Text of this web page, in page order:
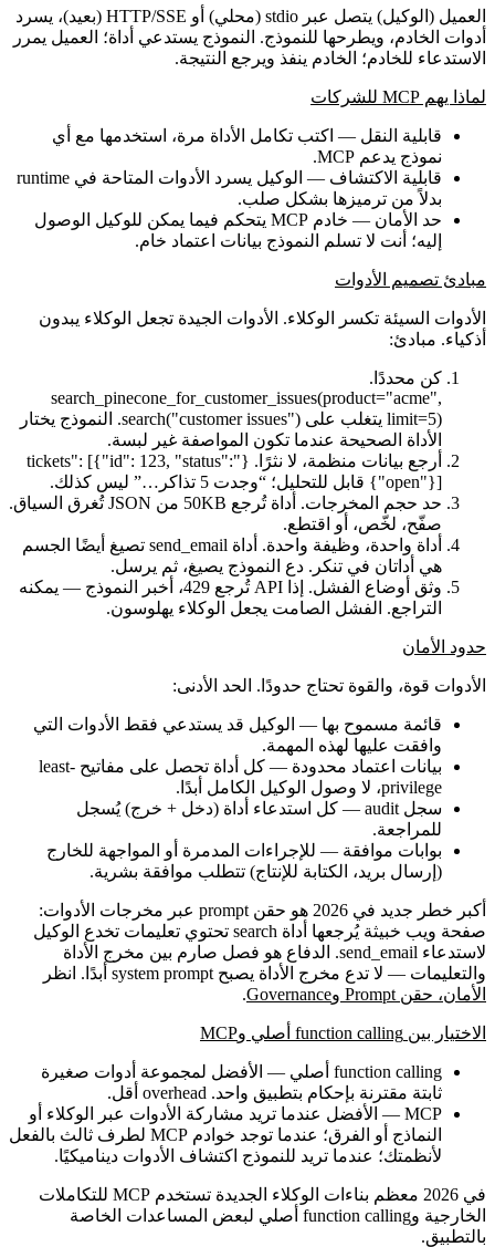
العميل (الوكيل) يتصل عبر stdio (محلي) أو HTTP/SSE (بعيد)، يسرد
أدوات الخادم، ويطرحها للنموذج. النموذج يستدعي أداة؛ العميل يمرر
الاستدعاء للخادم؛ الخادم ينفذ ويرجع النتيجة.
لماذا يهم MCP للشركات
قابلية النقل — اكتب تكامل الأداة مرة، استخدمها مع أي
نموذج يدعم MCP.
قابلية الاكتشاف
— الوكيل يسرد الأدوات المتاحة في runtime
بدلاً من ترميزها بشكل صلب.
حد الأمان
— خادم MCP يتحكم فيما يمكن للوكيل الوصول
إليه؛ أنت لا تسلم النموذج بيانات اعتماد خام.
مبادئ تصميم الأدوات
الأدوات السيئة تكسر الوكلاء. الأدوات الجيدة تجعل الوكلاء يبدون
أذكياء. مبادئ:
كن محددًا.
search_pinecone_for_customer_issues(product="acme",
limit=5) يتغلب على search("customer issues"). النموذج يختار
الأداة الصحيحة عندما تكون المواصفة غير لبسة.
أرجع بيانات منظمة، لا نثرًا.
{"tickets": [{"id": 123, "status":
"open"}]}
قابل للتحليل؛ “وجدت 5 تذاكر…” ليس كذلك.
حد حجم المخرجات.
أداة تُرجع 50KB من JSON تُغرق السياق.
صفّح، لخّص، أو اقتطع.
أداة واحدة، وظيفة واحدة. أداة send_email تصيغ أيضًا الجسم
هي أداتان في تنكر. دع النموذج يصيغ، ثم يرسل.
وثق أوضاع الفشل.
إذا API تُرجع 429، أخبر النموذج — يمكنه
التراجع. الفشل الصامت يجعل الوكلاء يهلوسون.
حدود الأمان
الأدوات قوة، والقوة تحتاج حدودًا. الحد الأدنى:
قائمة مسموح بها — الوكيل قد يستدعي فقط الأدوات التي
وافقت عليها لهذه المهمة.
بيانات اعتماد محدودة
— كل أداة تحصل على مفاتيح least-
privilege، لا وصول الوكيل الكامل أبدًا.
سجل audit
— كل استدعاء أداة (دخل + خرج) يُسجل
للمراجعة.
بوابات موافقة — للإجراءات المدمرة أو المواجهة للخارج
(إرسال بريد، الكتابة للإنتاج) تتطلب موافقة بشرية.
أكبر خطر جديد في 2026 هو حقن prompt عبر مخرجات الأدوات
:
صفحة ويب خبيثة يُرجعها أداة search تحتوي تعليمات تخدع الوكيل
لاستدعاء send_email. الدفاع هو فصل صارم بين مخرج الأداة
والتعليمات — لا تدع مخرج الأداة يصبح system prompt أبدًا. انظر
الأمان، حقن Prompt وGovernance
.
الاختيار بين function calling أصلي وMCP
function calling أصلي
— الأفضل لمجموعة أدوات صغيرة
ثابتة مقترنة بإحكام بتطبيق واحد. overhead أقل.
MCP — الأفضل عندما تريد مشاركة الأدوات عبر الوكلاء أو
النماذج أو الفرق؛ عندما توجد خوادم MCP لطرف ثالث بالفعل
لأنظمتك؛ عندما تريد للنموذج اكتشاف الأدوات ديناميكيًا.
في 2026 معظم بناءات الوكلاء الجديدة تستخدم
MCP للتكاملات
الخارجية و
function calling أصلي لبعض المساعدات الخاصة
بالتطبيق.